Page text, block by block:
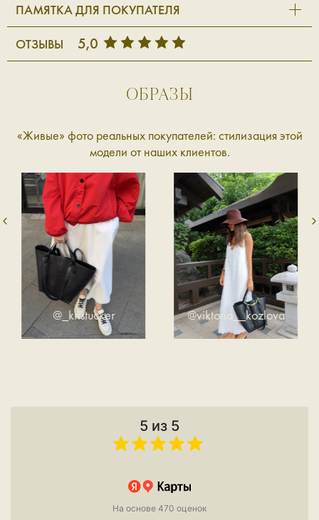
ПАМЯТКА ДЛЯ ПОКУПАТЕЛЯ
ОТЗЫВЫ 5,0
ОБРАЗЫ
«Живые» фото реальных покупателей: стилизация этой
модели от наших клиентов.
@_kristucker @viktoria__kozlova
5 из 5
На основе 470 оценок